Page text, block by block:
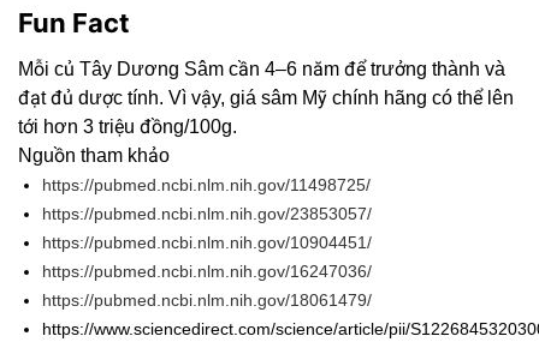
Fun Fact
Mỗi củ Tây Dương Sâm cần 4–6 năm để trưởng thành và
đạt đủ dược tính. Vì vậy, giá sâm Mỹ chính hãng có thể lên
tới hơn 3 triệu đồng/100g.
Nguồn tham khảo
https://pubmed.ncbi.nlm.nih.gov/11498725/
https://pubmed.ncbi.nlm.nih.gov/23853057/
https://pubmed.ncbi.nlm.nih.gov/10904451/
https://pubmed.ncbi.nlm.nih.gov/16247036/
https://pubmed.ncbi.nlm.nih.gov/18061479/
https://www.sciencedirect.com/science/article/pii/